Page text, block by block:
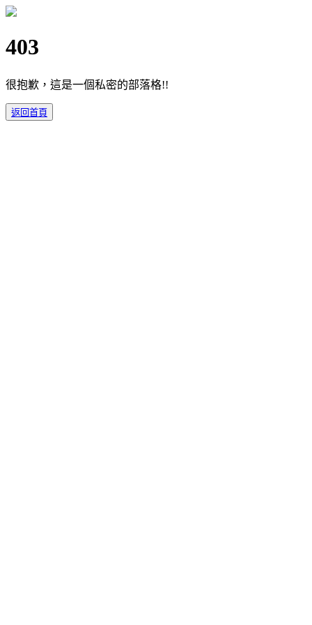
403
很抱歉，這是一個私密的部落格!!
返回首頁